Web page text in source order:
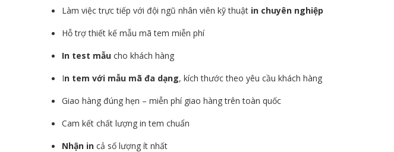
Làm việc trực tiếp với đội ngũ nhân viên kỹ thuật in chuyên nghiệp
Hỗ trợ thiết kế mẫu mã tem miễn phí
In test mẫu cho khách hàng
In tem với mẫu mã đa dạng, kích thước theo yêu cầu khách hàng
Giao hàng đúng hẹn – miễn phí giao hàng trên toàn quốc
Cam kết chất lượng in tem chuẩn
Nhận in cả số lượng ít nhất